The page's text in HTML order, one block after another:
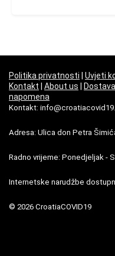
Politika privatnosti | Uvjeti
Kontakt | About us | Dostava
napomena
Kontakt:
Adresa: Ulica don Petra
Radno vrijeme: Ponedjeljak -
Internetske narudžbe
© 2026 CroatiaCOVID19